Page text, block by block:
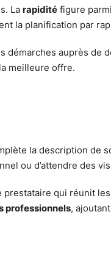
La rapidité figure
la planification par
démarches auprès
meilleure offre.
la description de
ou d’attendre des
qui réunit
professionnels,